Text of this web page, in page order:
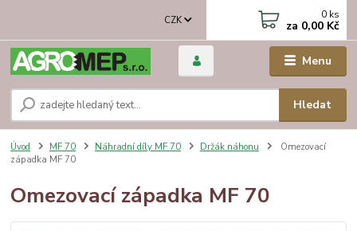
Menu
CZK
Hledat
0 ks
za 0,00 Kč
Úvod MF 70 Náhradní díly MF 70 Držák náhonu
Omezovací
západka MF 70
Omezovací západka MF 70